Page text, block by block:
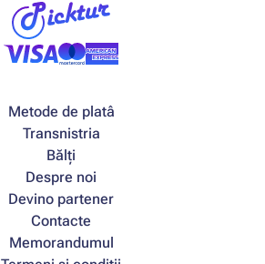
Metode de platâ
Transnistria
Bălți
Despre noi
Devino partener
Contacte
Memorandumul